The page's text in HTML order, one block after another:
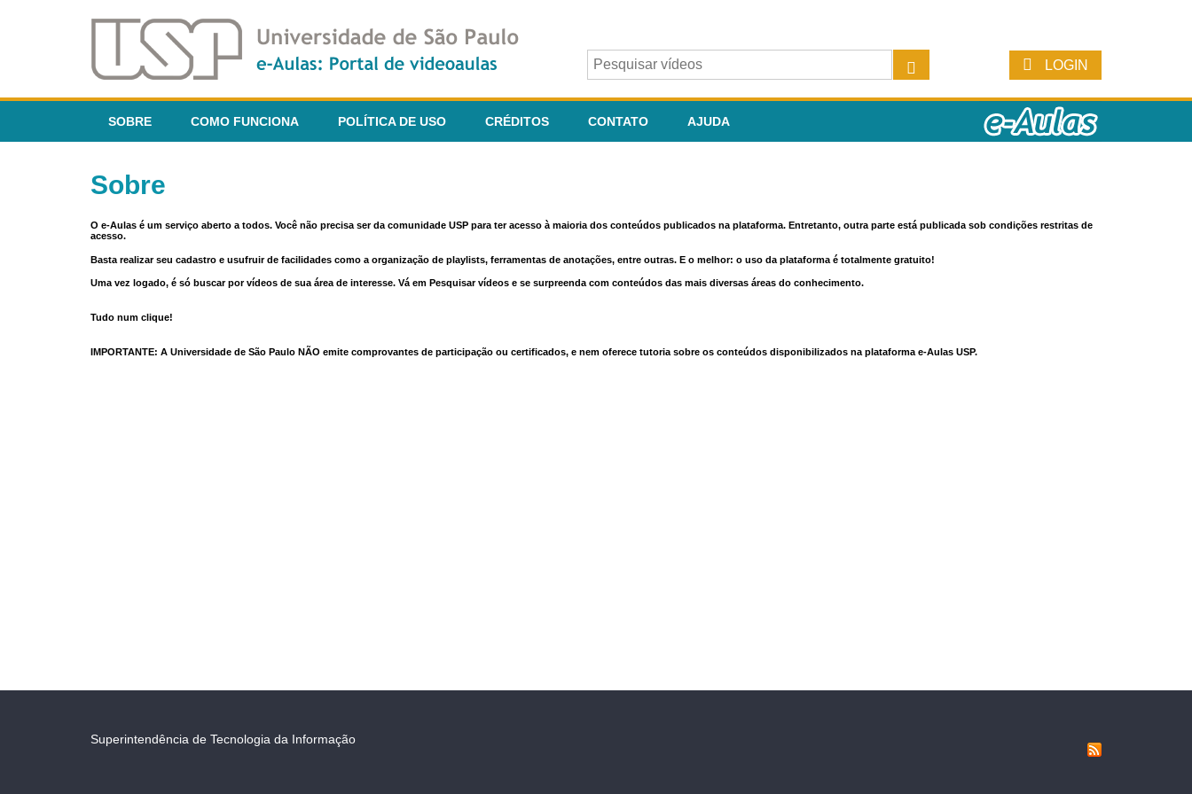
LOGIN
SOBRE COMO FUNCIONA POLÍTICA DE USO CRÉDITOS CONTATO AJUDA
Sobre
O e-Aulas é um serviço aberto a todos. Você não precisa ser da comunidade USP para ter acesso à maioria dos conteúdos publicados na plataforma. Entretanto, outra parte está publicada sob condições restritas de
acesso.
Basta realizar seu cadastro e usufruir de facilidades como a organização de playlists, ferramentas de anotações, entre outras. E o melhor: o uso da plataforma é totalmente gratuito!
Uma vez logado, é só buscar por vídeos de sua área de interesse. Vá em Pesquisar vídeos e se surpreenda com conteúdos das mais diversas áreas do conhecimento.
Tudo num clique!
IMPORTANTE: A Universidade de São Paulo NÃO emite comprovantes de participação ou certificados, e nem oferece tutoria sobre os conteúdos disponibilizados na plataforma e-Aulas USP.
Superintendência de Tecnologia da Informação